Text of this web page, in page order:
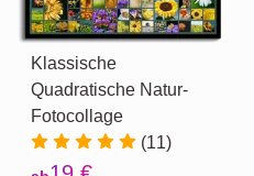
Klassische
Quadratische Natur-
Fotocollage
(11)